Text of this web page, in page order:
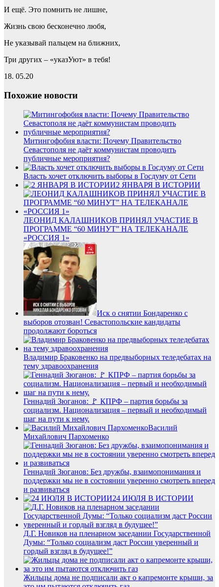
И ещё. Это помнить не лишне,
Жизнь свою бесконечно любя,
Не указывай пальцем на ближних,
Три других – «указУют» в тебя!
18. 05.20
Похожие новости
Митингофобия власти: Почему Правительство
Севастополя не даёт коммунистам проводить
публичные мероприятия?
Власть хочет отключить выборы в Госдуму от Сети
2 ЯНВАРЯ В ИСТОРИИ
ЛЕОНИД КАЛАШНИКОВ ПРИНЯЛ УЧАСТИЕ В
ПРОГРАММЕ “60 МИНУТ” НА ТЕЛЕКАНАЛЕ
«РОССИЯ 1»
Иск о снятии Бондаренко с
выборов отозван! Севастопольские кандидаты
продолжают бороться
Владимир Браковенко на предвыборных теледебатах на
тему здравоохранения
Геннадий Зюганов: 🚩 КПРФ – партия борьбы за
социализм. Национализация – первый и необходимый
шаг на пути к нему.
Василий
Михайлович Пархоменко
Геннадий Зюганов: Без дружбы, взаимопонимания и
поддержки мы не в состоянии уверенно смотреть вперед
и развиваться
24 ИЮЛЯ В ИСТОРИИ
Д.Г. Новиков на пленарном заседании Государственной
Думы: “Только социализм даст России уверенный и
гордый взгляд в будущее!”
Жильцы дома не подписали акт о капремонте крыши, за